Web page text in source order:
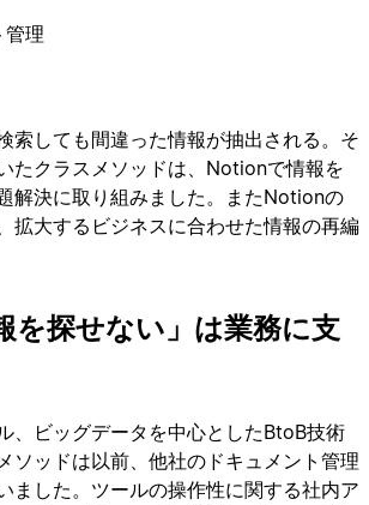
索しても間違った情報が抽出される。そ
たクラスメソッドは、Notionで情報を
解決に取り組みました。またNotionの
拡大するビジネスに合わせた情報の再編
を探せない」は業務に支
、ビッグデータを中心としたBtoB技術
ソッドは以前、他社のドキュメント管理
ました。ツールの操作性に関する社内ア
管理